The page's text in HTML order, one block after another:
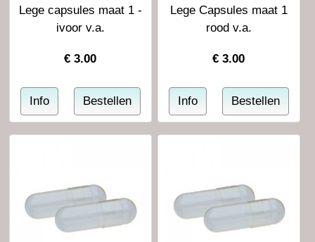
Lege capsules maat 1 -
ivoor v.a.
€3.00
Lege Capsules maat 1
rood v.a.
€3.00